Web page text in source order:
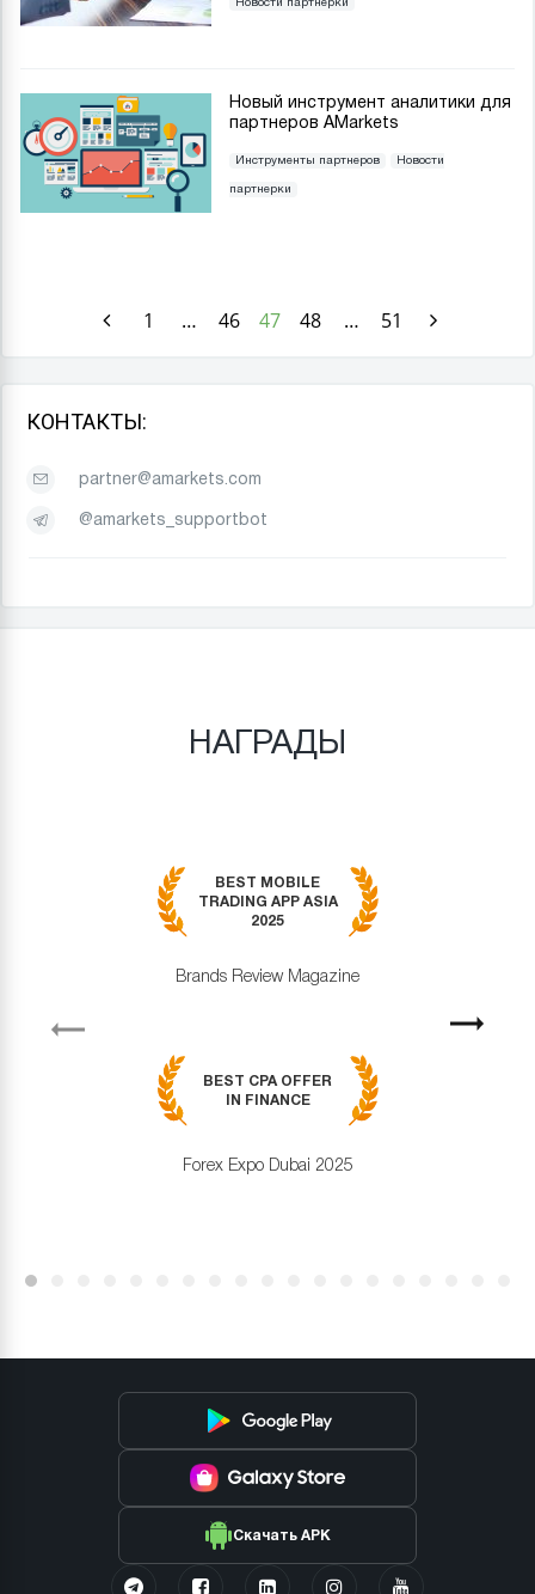
Новости партнерки
­Новый инструмент аналитики для
партнеров AMarkets
Инструменты партнеров Новости
партнерки
1 … 46 47 48 … 51
КОНТАКТЫ:
partner@amarkets.com
@amarkets_supportbot
НАГРАДЫ
BEST MOBILE
TRADING APP ASIA
2025
Brands Review Magazine
BEST CPA OFFER
IN FINANCE
Forex Expo Dubai 2025
Next
Скачать APK